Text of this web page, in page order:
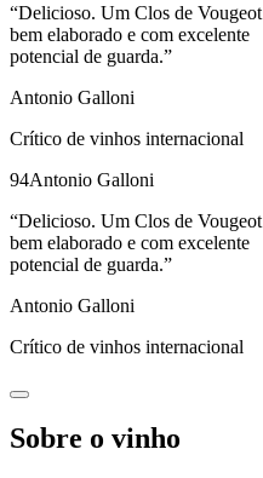
“Delicioso. Um Clos de Vougeot
bem elaborado e com excelente
potencial de guarda.”
Antonio Galloni
Crítico de vinhos internacional
94Antonio Galloni
“Delicioso. Um Clos de Vougeot
bem elaborado e com excelente
potencial de guarda.”
Antonio Galloni
Crítico de vinhos internacional
Sobre o vinho